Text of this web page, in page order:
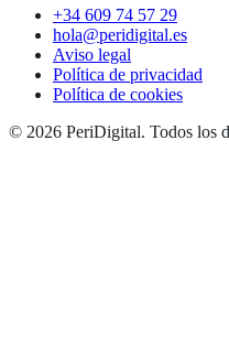
+34 609 74 57 29
hola@peridigital.es
Aviso legal
Política de privacidad
Política de cookies
© 2026 PeriDigital. Todos los